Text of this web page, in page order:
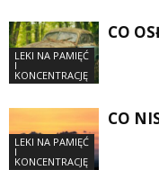
LEKI NA PAMIĘĆ
I
KONCENTRACJĘ
CO
LEKI NA PAMIĘĆ
I
KONCENTRACJĘ
CO